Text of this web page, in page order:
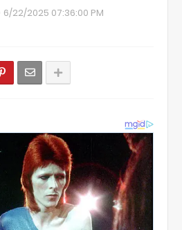
6/22/2025 07:36:00 PM